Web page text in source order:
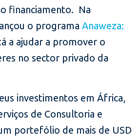
financiamento. Na
o programa Anaweza:
a ajudar a promover o
no sector privado da
investimentos em África,
de Consultoria e
portefólio de mais de USD